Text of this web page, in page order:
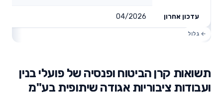
עדכון אחרון 04/2026
תשואות קרן הביטוח ופנסיה של פועלי בנין
ועבודות ציבוריות אגודה שיתופית בע"מ